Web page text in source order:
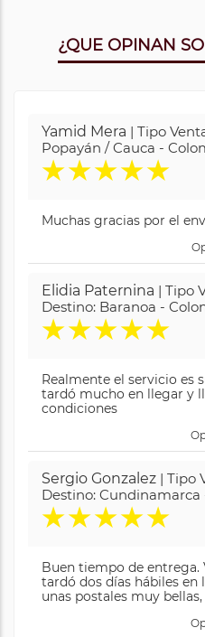
¿QUE OPINAN
Yamid Mera | Tipo
Popayán / Cauca -
★★★★★
Muchas gracias por el
Elidia Paternina | Tipo
Destino: Baranoa -
★★★★★
Realmente el servicio es
tardó mucho en llegar y
condiciones
Sergio Gonzalez | Tipo
Destino:
★★★★★
Buen tiempo de
tardó dos días hábiles en
unas postales muy